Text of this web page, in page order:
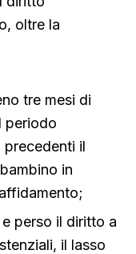
oltre la
tre mesi di
periodo
precedenti il
in
perso il diritto a
il lasso